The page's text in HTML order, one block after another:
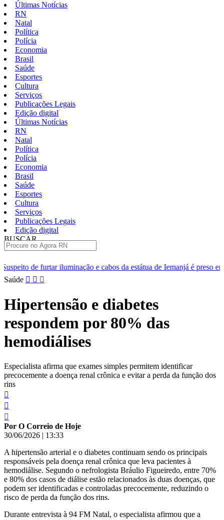
Últimas Notícias
RN
Natal
Política
Polícia
Economia
Brasil
Saúde
Esportes
Cultura
Serviços
Publicações Legais
Edição digital
Últimas Notícias
RN
Natal
Política
Polícia
Economia
Brasil
Saúde
Esportes
Cultura
Serviços
Publicações Legais
Edição digital
BUSCAR
e cabos da estátua de Iemanjá é preso em Natal
Homem
Pular
conteúdo
Saúde
Hipertensão e diabetes
respondem por 80% das
hemodiálises
Especialista afirma que exames simples permitem identificar
precocemente a doença renal crônica e evitar a perda da função dos
rins
Por O Correio de Hoje
30/06/2026 | 13:33
A hipertensão arterial e o diabetes continuam sendo os principais
responsáveis pela doença renal crônica que leva pacientes à
hemodiálise. Segundo o nefrologista Bráulio Figueiredo, entre 70%
e 80% dos casos de diálise estão relacionados às duas doenças, que
podem ser identificadas e controladas precocemente, reduzindo o
risco de perda da função dos rins.
Durante entrevista à 94 FM Natal, o especialista afirmou que a